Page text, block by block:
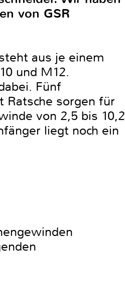
von GSR
aus je einem
und M12.
Fünf
Ratsche sorgen für
von 2,5 bis 10,2
liegt noch ein